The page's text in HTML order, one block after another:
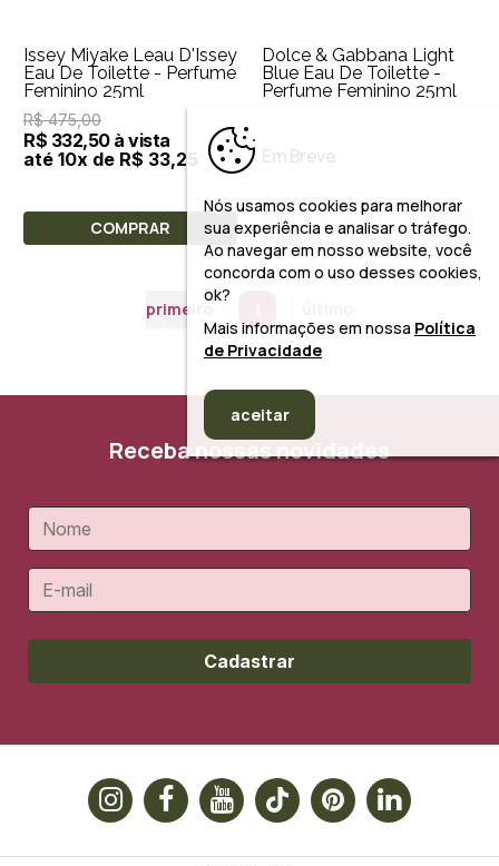
Issey Miyake Leau D'Issey
Eau De Toilette - Perfume
Feminino 25ml
R$ 475,00
R$ 332,50 à vista
até 10x de R$ 33,25
COMPRAR
Dolce & Gabbana Light
Blue Eau De Toilette -
Perfume Feminino 25ml
Em Breve
AVISE-ME QUANDO
CHEGAR
primeiro
Receba nossas novidades
Cadastrar
Nós usamos cookies para melhorar
sua experiência e analisar o tráfego.
Ao navegar em nosso website, você
concorda com o uso desses cookies,
ok?
Mais informações em nossa Política
de Privacidade
aceitar